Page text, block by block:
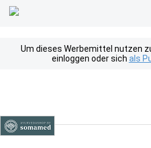
Um dieses Werbemittel nutzen
einloggen oder sich als